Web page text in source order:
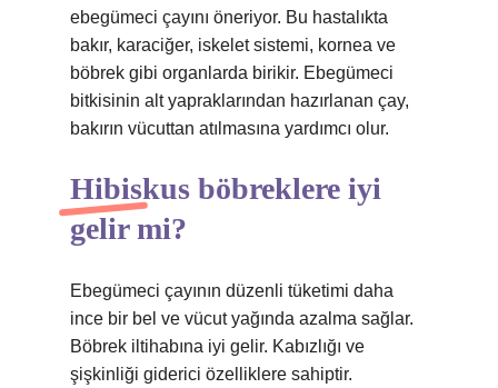
ebegümeci çayını öneriyor. Bu hastalıkta
bakır, karaciğer, iskelet sistemi, kornea ve
böbrek gibi organlarda birikir. Ebegümeci
bitkisinin alt yapraklarından hazırlanan çay,
bakırın vücuttan atılmasına yardımcı olur.
Hibiskus böbreklere iyi
gelir mi?
Ebegümeci çayının düzenli tüketimi daha
ince bir bel ve vücut yağında azalma sağlar.
Böbrek iltihabına iyi gelir. Kabızlığı ve
şişkinliği giderici özelliklere sahiptir.